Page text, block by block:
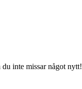
du inte missar något nytt!